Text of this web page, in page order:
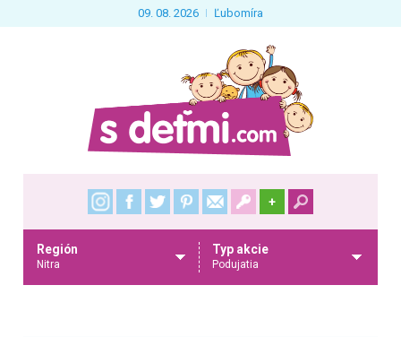
09. 08. 2026 Ľubomíra
+
Región
Nitra
Typ akcie
Podujatia